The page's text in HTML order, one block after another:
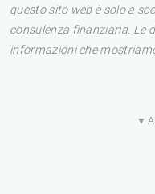
questo sito web è solo a
consulenza finanziaria. Le
informazioni che
▼